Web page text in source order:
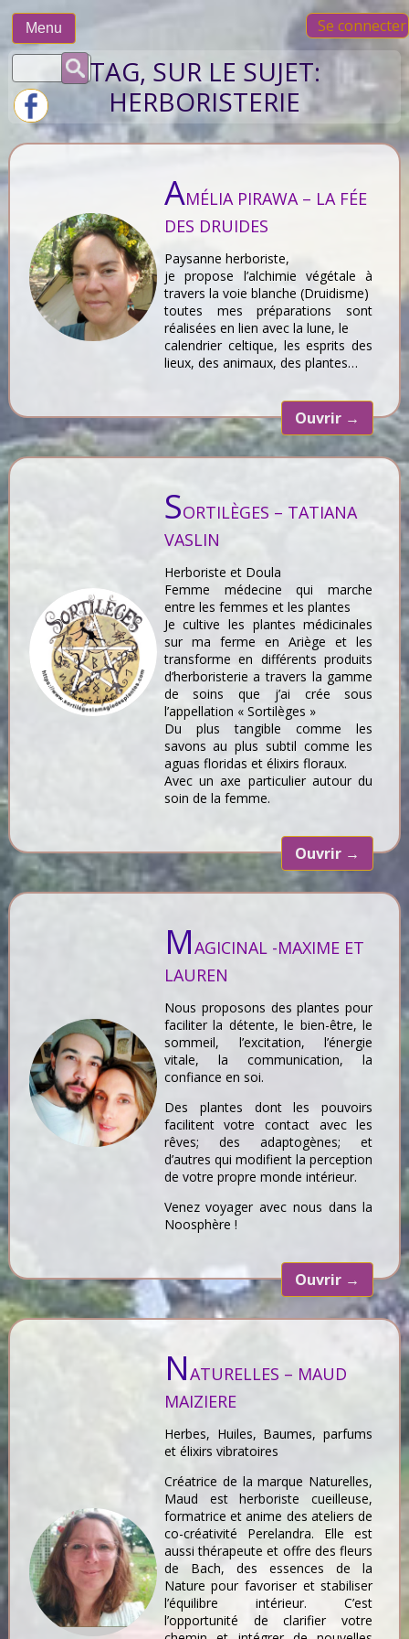
Menu Se connecter
Rechercher : TAG, SUR LE SUJET:
HERBORISTERIE
AMÉLIA PIRAWA – LA FÉE
DES DRUIDES
Paysanne herboriste,
je propose l’alchimie végétale à
travers la voie blanche (Druidisme)
toutes mes préparations sont
réalisées en lien avec la lune, le
calendrier celtique, les esprits des
lieux, des animaux, des plantes…
Ouvrir →
SORTILÈGES – TATIANA
VASLIN
Herboriste et Doula
Femme médecine qui marche
entre les femmes et les plantes
Je cultive les plantes médicinales
sur ma ferme en Ariège et les
transforme en différents produits
d’herboristerie a travers la gamme
de soins que j’ai crée sous
l’appellation « Sortilèges »
Du plus tangible comme les
savons au plus subtil comme les
aguas floridas et élixirs floraux.
Avec un axe particulier autour du
soin de la femme.
Ouvrir →
MAGICINAL -MAXIME ET
LAUREN
Nous proposons des plantes pour
faciliter la détente, le bien-être, le
sommeil, l’excitation, l’énergie
vitale, la communication, la
confiance en soi.
Des plantes dont les pouvoirs
facilitent votre contact avec les
rêves; des adaptogènes; et
d’autres qui modifient la perception
de votre propre monde intérieur.
Venez voyager avec nous dans la
Noosphère !
Ouvrir →
NATURELLES – MAUD
MAIZIERE
Herbes, Huiles, Baumes, parfums
et élixirs vibratoires
Créatrice de la marque Naturelles,
Maud est herboriste cueilleuse,
formatrice et anime des ateliers de
co-créativité Perelandra. Elle est
aussi thérapeute et offre des fleurs
de Bach, des essences de la
Nature pour favoriser et stabiliser
l’équilibre intérieur. C’est
l’opportunité de clarifier votre